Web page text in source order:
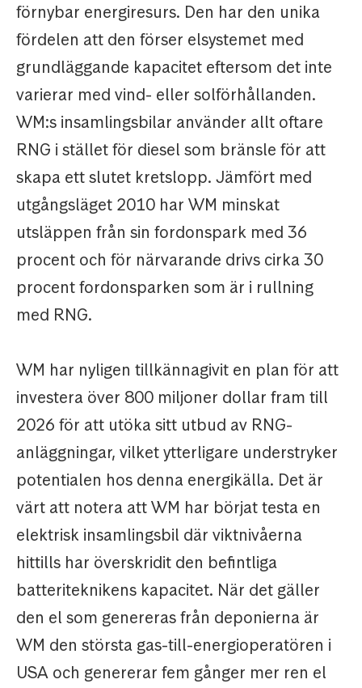
förnybar energiresurs. Den har den unika
fördelen att den förser elsystemet med
grundläggande kapacitet eftersom det inte
varierar med vind- eller solförhållanden.
WM:s insamlingsbilar använder allt oftare
RNG i stället för diesel som bränsle för att
skapa ett slutet kretslopp. Jämfört med
utgångsläget 2010 har WM minskat
utsläppen från sin fordonspark med 36
procent och för närvarande drivs cirka 30
procent fordonsparken som är i rullning
med RNG.
WM har nyligen tillkännagivit en plan för att
investera över 800 miljoner dollar fram till
2026 för att utöka sitt utbud av RNG-
anläggningar, vilket ytterligare understryker
potentialen hos denna energikälla. Det är
värt att notera att WM har börjat testa en
elektrisk insamlingsbil där viktnivåerna
hittills har överskridit den befintliga
batteriteknikens kapacitet. När det gäller
den el som genereras från deponierna är
WM den största gas-till-energioperatören i
USA och genererar fem gånger mer ren el